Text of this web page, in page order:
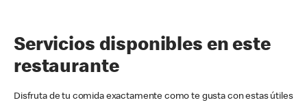
Servicios disponibles en este
restaurante
Disfruta de tu comida exactamente como te gusta con estas útiles